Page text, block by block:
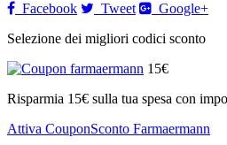
Facebook
Tweet
Google+
Selezione dei migliori codici sconto
15€
Risparmia 15€ sulla tua spesa con
Attiva CouponSconto Farmaermann